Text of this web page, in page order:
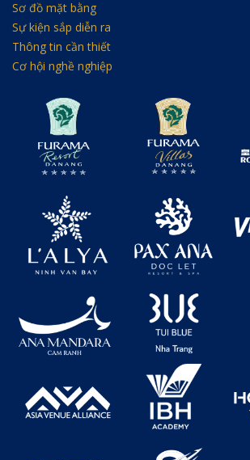
Sơ đồ mặt bằng
Sự kiện sắp diễn ra
Thông tin cần thiết
Cơ hội nghề nghiệp